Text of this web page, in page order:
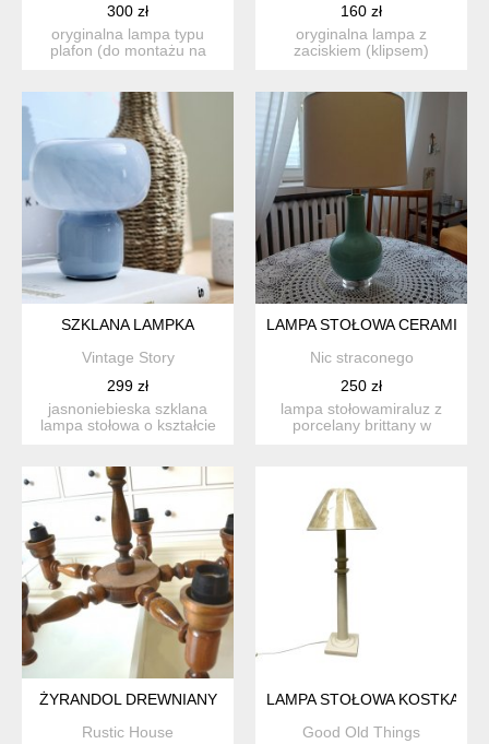
300 zł
oryginalna lampa typu
plafon (do montażu na
160 zł
oryginalna lampa z
zaciskiem (klipsem)
SZKLANA LAMPKA
Vintage Story
299 zł
jasnoniebieska szklana
lampa stołowa o kształcie
LAMPA STOŁOWA
Nic straconego
250 zł
lampa stołowamiraluz z
porcelany brittany w
ŻYRANDOL DREWNIANY
Rustic House
LAMPA STOŁOWA KOSTKA
Good Old Things